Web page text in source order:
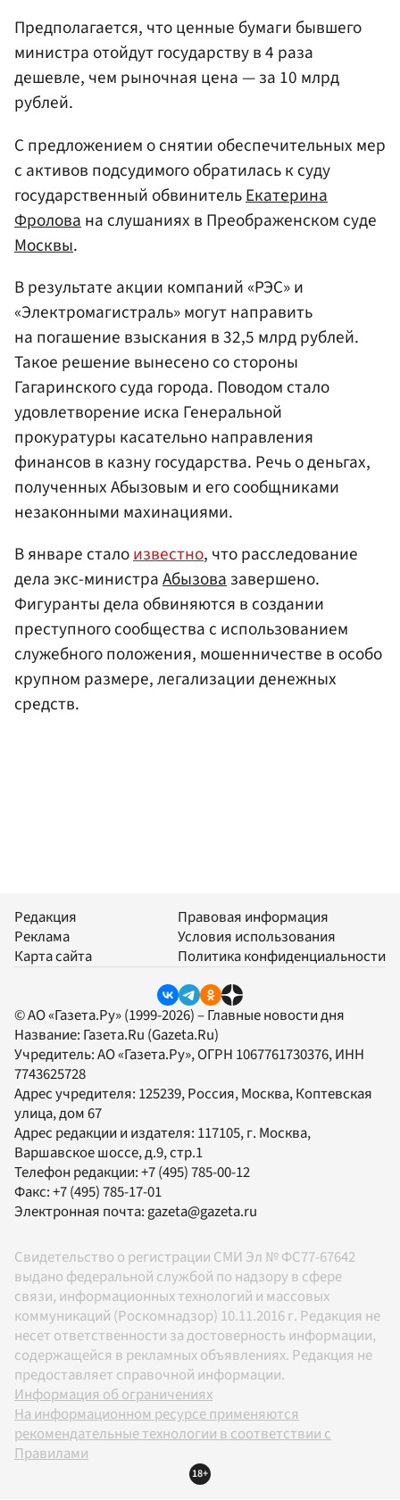
Предполагается, что ценные бумаги бывшего
министра отойдут государству в 4 раза
дешевле, чем рыночная цена — за 10 млрд
рублей.
С предложением о снятии обеспечительных мер
с активов подсудимого обратилась к суду
государственный обвинительЕкатерина
Фролова на слушаниях в Преображенском суде
Москвы.
В результате акции компаний «РЭС» и
«Электромагистраль» могут направить
на погашение взыскания в 32,5 млрд рублей.
Такое решение вынесено со стороны
Гагаринского суда города. Поводом стало
удовлетворение иска Генеральной
прокуратуры касательно направления
финансов в казну государства. Речь о деньгах,
полученных Абызовым и его сообщниками
незаконными махинациями.
В январе сталоизвестно, что расследование
дела экс-министраАбызовазавершено.
Фигуранты дела обвиняются в создании
преступного сообщества с использованием
служебного положения, мошенничестве в особо
крупном размере, легализации денежных
средств.
Редакция
Реклама
Карта сайта
Правовая информация
Условия использования
Политика конфиденциальности
© АО «Газета.Ру» (1999-2026) – Главные новости дня
Название: Газета.Ru (Gazeta.Ru)
Учредитель:АО «Газета.Ру», ОГРН 1067761730376, ИНН
7743625728
Адрес учредителя: 125239, Россия, Москва, Коптевская
улица, дом 67
Адрес редакции и издателя: 117105, г. Москва,
Варшавское шоссе, д.9, стр.1
Телефон редакции:+7 (495) 785-00-12
Факс:+7 (495) 785-17-01
Электронная почта:gazeta@gazeta.ru
Свидетельство о регистрации СМИ Эл № ФС77-67642
выдано федеральной службой по надзору в сфере
связи, информационных технологий и массовых
коммуникаций (Роскомнадзор) 10.11.2016 г. Редакция не
несет ответственности за достоверность информации,
содержащейся в рекламных объявлениях. Редакция не
предоставляет справочной информации.
Информация об ограничениях
На информационном ресурсе применяются
рекомендательные технологии в соответствии с
Правилами
18+